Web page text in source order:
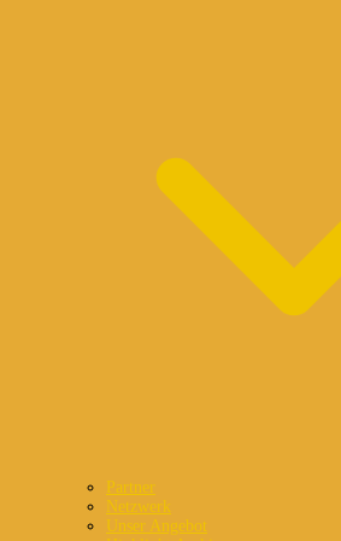
Partner
Netzwerk
Unser Angebot